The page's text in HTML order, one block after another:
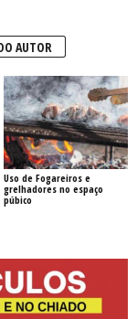
AUTOR
Uso de Fogareiros e
grelhadores no espaço
púbico